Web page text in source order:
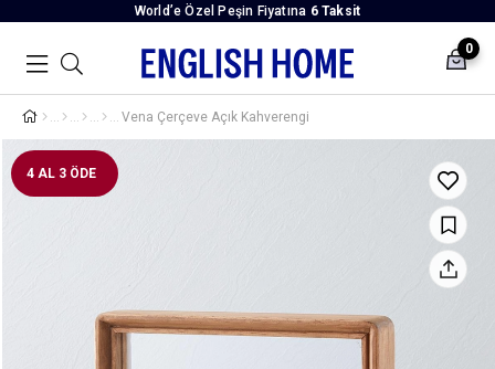
World’e Özel Peşin Fiyatına 6 Taksit
0
Vena Çerçeve Açık Kahverengi
4 AL 3 ÖDE